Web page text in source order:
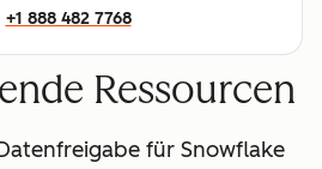
+1 888 482 7768
Ressourcen
für Snowflake